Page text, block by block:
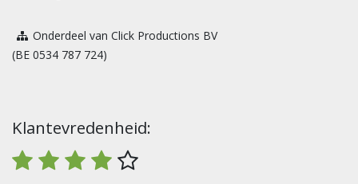
Onderdeel van Click Productions BV
(BE 0534 787 724)
Klantevredenheid: